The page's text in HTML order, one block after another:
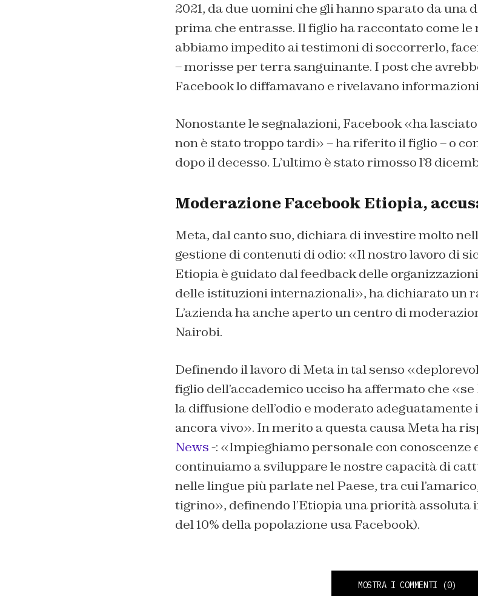
2021, da due uomini che gli hanno sparato da una
prima che entrasse. Il figlio ha raccontato come le
abbiamo impedito ai testimoni di soccorrerlo,
– morisse per terra sanguinante. I post che
Facebook lo diffamavano e rivelavano
Nonostante le segnalazioni, Facebook «ha
non è stato troppo tardi» – ha riferito il figlio – o
dopo il decesso. L’ultimo è stato rimosso l’8
Moderazione Facebook Etiopia,
Meta, dal canto suo, dichiara di investire molto
gestione di contenuti di odio: «Il nostro lavoro di
Etiopia è guidato dal feedback delle
delle istituzioni internazionali», ha dichiarato un
L’azienda ha anche aperto un centro di
Nairobi.
Definendo il lavoro di Meta in tal senso
figlio dell’accademico ucciso ha affermato che
la diffusione dell’odio e moderato adeguatamente
ancora vivo». In merito a questa causa Meta ha
News-: «Impieghiamo personale con conoscenze
continuiamo a sviluppare le nostre capacità di
nelle lingue più parlate nel Paese, tra cui
tigrino», definendo l’Etiopia una priorità assoluta
del 10% della popolazione usa Facebook).
MOSTRA I COMMENTI (0)